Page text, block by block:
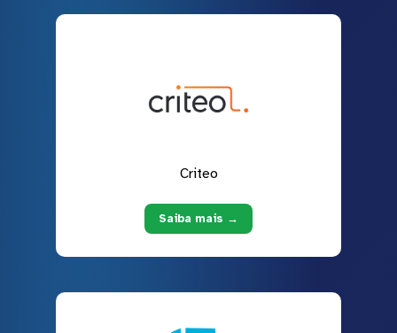
Criteo
Saiba mais →